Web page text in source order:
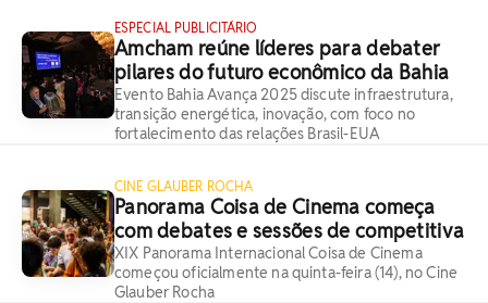
ESPECIAL PUBLICITÁRIO
Amcham reúne líderes para debater
pilares do futuro econômico da Bahia
Evento Bahia Avança 2025 discute infraestrutura,
transição energética, inovação, com foco no
fortalecimento das relações Brasil-EUA
CINE GLAUBER ROCHA
Panorama Coisa de Cinema começa
com debates e sessões de competitiva
XIX Panorama Internacional Coisa de Cinema
começou oficialmente na quinta-feira (14), no Cine
Glauber Rocha